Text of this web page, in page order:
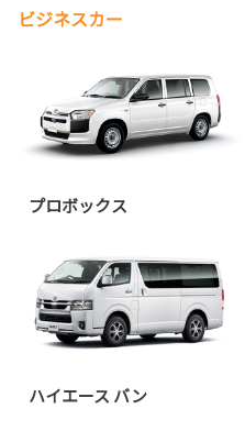
ビジネスカー
プロボックス
ハイエース バン